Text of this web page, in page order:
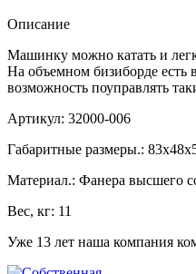
Описание
Машинку можно катать и
На объемном бизиборде
возможность поуправлять
Артикул: 32000-006
Габаритные размеры.:
Материал.: Фанера высшего
Вес, кг: 11
Уже 13 лет наша компания